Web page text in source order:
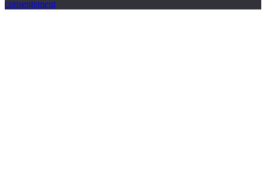
consentement